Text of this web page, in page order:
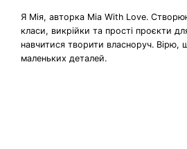
Я Мія, авторка Mia With Love.
класи, викрійки та прості проєкти
навчитися творити власноруч. Вірю,
маленьких деталей.